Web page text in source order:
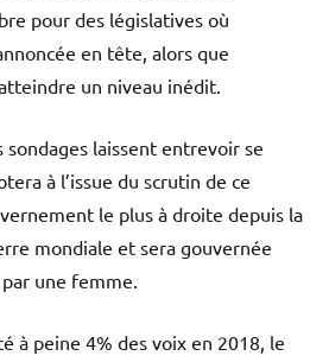
pour des législatives où
en tête, alors que
un niveau inédit.
sondages laissent entrevoir se
à l’issue du scrutin de ce
le plus à droite depuis la
mondiale et sera gouvernée
une femme.
à peine 4% des voix en 2018, le